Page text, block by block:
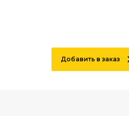
Добавить в заказ